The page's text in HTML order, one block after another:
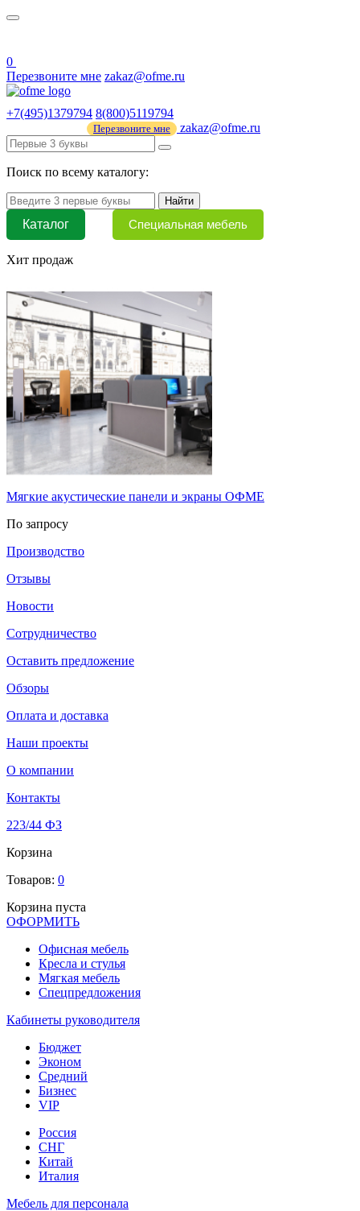
0
Перезвоните мне zakaz@ofme.ru
+7(495)1379794 8(800)5119794
Перезвоните мне zakaz@ofme.ru
Поиск по всему каталогу:
Найти
Каталог Специальная мебель
Хит продаж
Мягкие акустические панели и экраны ОФМЕ
По запросу
Производство
Отзывы
Новости
Сотрудничество
Оставить предложение
Обзоры
Оплата и доставка
Наши проекты
О компании
Контакты
223/44 ФЗ
Корзина
Товаров: 0
Корзина пуста
ОФОРМИТЬ
Офиcная мебель
Кресла и стулья
Мягкая мебель
Спецпредложения
Кабинеты руководителя
Бюджет
Эконом
Средний
Бизнес
VIP
Россия
СНГ
Китай
Италия
Мебель для персонала